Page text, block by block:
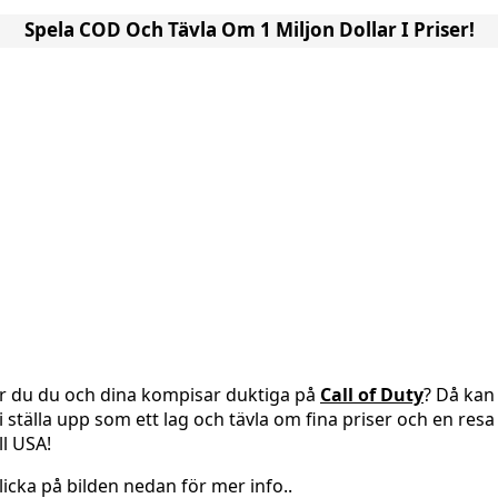
Spela COD Och Tävla Om 1 Miljon Dollar I Priser!
du du och dina kompisar duktiga på Call of Duty? Då kan
ställa upp som ett lag och tävla om fina priser och en resa
USA!
på bilden nedan för mer info..